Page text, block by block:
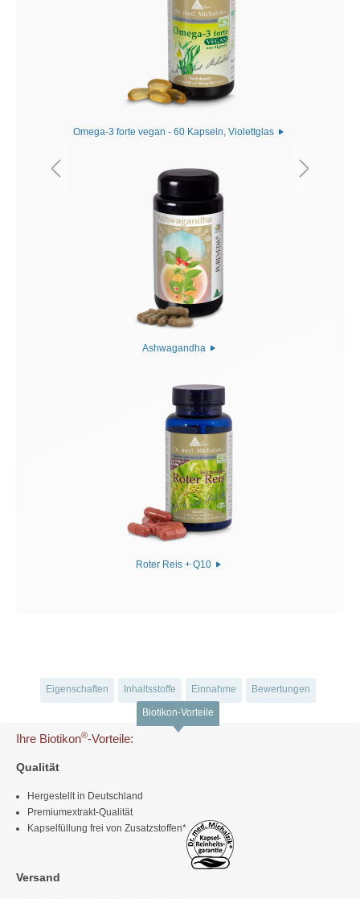
Omega-3 forte vegan - 60 Kapseln, Violettglas
Ashwagandha
Roter Reis + Q10
Eigenschaften Inhaltsstoffe Einnahme Bewertungen
Biotikon-Vorteile
Ihre Biotikon®-Vorteile:
Qualität
Hergestellt in Deutschland
Premiumextrakt-Qualität
Kapselfüllung frei von Zusatzstoffen*
Versand